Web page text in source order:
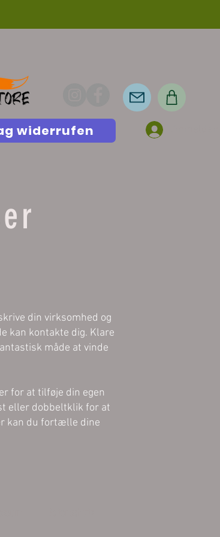
widerrufen
din virksomhed og
kan kontakte dig. Klare
måde at vinde
for at tilføje din egen
eller dobbeltklik for at
kan du fortælle dine